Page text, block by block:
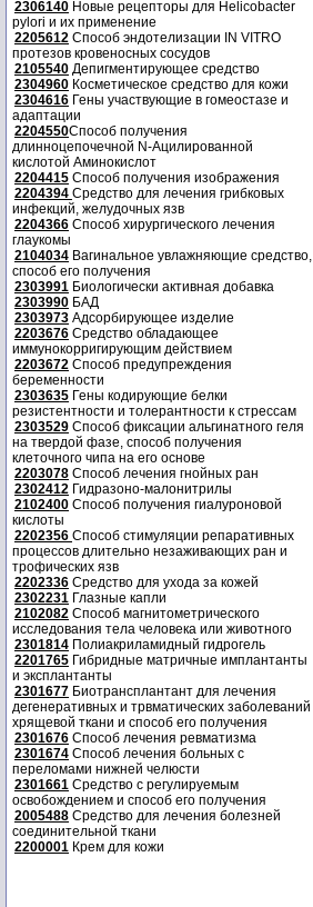
2306140 Новые рецепторы для Helicobacter
pylori и их применение
2205612 Способ эндотелизации IN VITRO
протезов кровеносных сосудов
2105540 Депигментирующее средство
2304960 Косметическое средство для кожи
2304616 Гены участвующие в гомеостазе и
адаптации
2204550Способ получения
длинноцепочечной N-Ацилированной
кислотой Аминокислот
2204415 Способ получения изображения
2204394 Средство для лечения грибковых
инфекций, желудочных язв
2204366 Способ хирургического лечения
глаукомы
2104034 Вагинальное увлажняющие средство,
способ его получения
2303991 Биологически активная добавка
2303990 БАД
2303973 Адсорбирующее изделие
2203676 Средство обладающее
иммунокорригирующим действием
2203672 Способ предупреждения
беременности
2303635 Гены кодирующие белки
резистентности и толерантности к стрессам
2303529 Способ фиксации альгинатного геля
на твердой фазе, способ получения
клеточного чипа на его основе
2203078 Способ лечения гнойных ран
2302412 Гидразоно-малонитрилы
2102400 Способ получения гиалуроновой
кислоты
2202356 Способ стимуляции репаративных
процессов длительно незаживающих ран и
трофических язв
2202336 Средство для ухода за кожей
2302231 Глазные капли
2102082 Способ магнитометрического
исследования тела человека или животного
2301814 Полиакриламидный гидрогель
2201765 Гибридные матричные имплантанты
и эксплантанты
2301677 Биотрансплантант для лечения
дегенеративных и трвматических заболеваний
хрящевой ткани и способ его получения
2301676 Способ лечения ревматизма
2301674 Способ лечения больных с
переломами нижней челюсти
2301661 Средство с регулируемым
освобождением и способ его получения
2005488 Средство для лечения болезней
соединительной ткани
2200001 Крем для кожи